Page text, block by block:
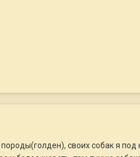
своих собак я